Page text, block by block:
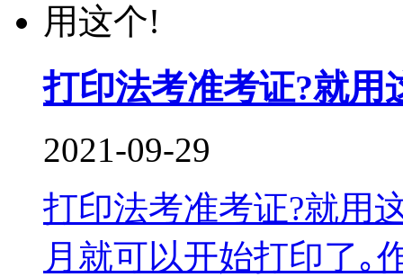
打印法考准考证?就用
2021-09-29
打印法考准考证?就用
月就可以开始打印了｡